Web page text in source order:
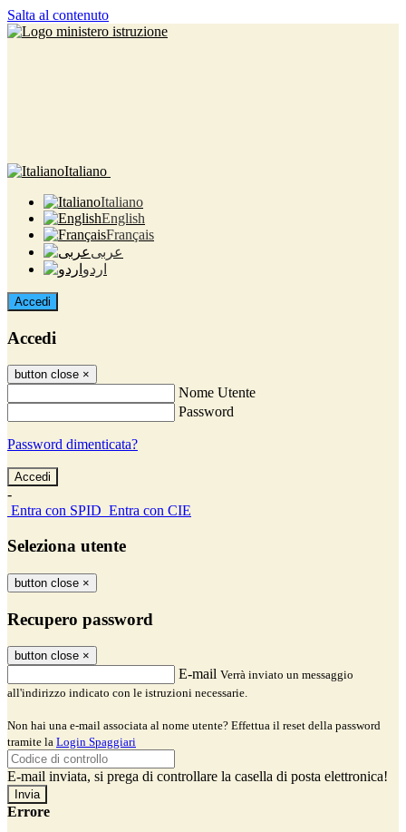
Salta al contenuto
Italiano
Italiano
English
Français
عربى
اردو
Accedi
Accedi
button close ×
Nome Utente
Password
Password dimenticata?
-
Entra con SPID Entra con CIE
Seleziona utente
button close ×
Recupero password
button close ×
E-mail Verrà inviato un messaggio
all'indirizzo indicato con le istruzioni necessarie.
Non hai una e-mail associata al nome utente? Effettua il reset della password
tramite la Login Spaggiari
E-mail inviata, si prega di controllare la casella di posta elettronica!
Errore